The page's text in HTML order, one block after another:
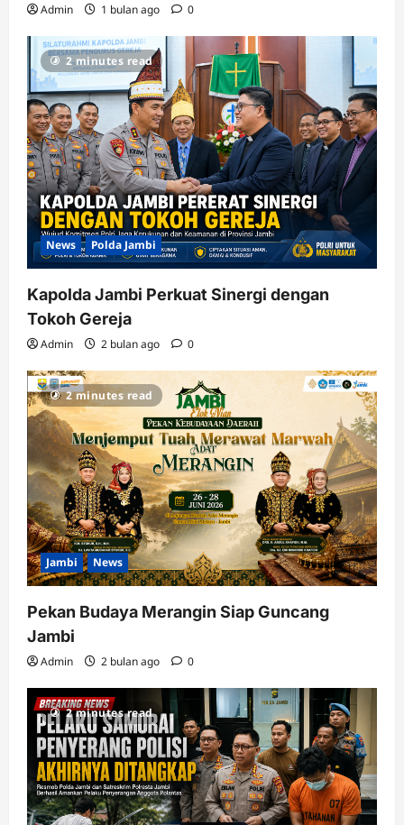
Admin 1 bulan ago 0
2 minutes read
News Polda Jambi
Kapolda Jambi Perkuat Sinergi dengan
Tokoh Gereja
Admin 2 bulan ago 0
2 minutes read
Jambi News
Pekan Budaya Merangin Siap Guncang
Jambi
Admin 2 bulan ago 0
2 minutes read